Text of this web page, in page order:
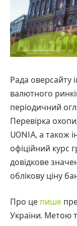
Рада оверсайту
валютного
періодичний
Перевірка
UONIA, а також
офіційний курс
довідкове
облікову ціну
Про це пише
України. Метою